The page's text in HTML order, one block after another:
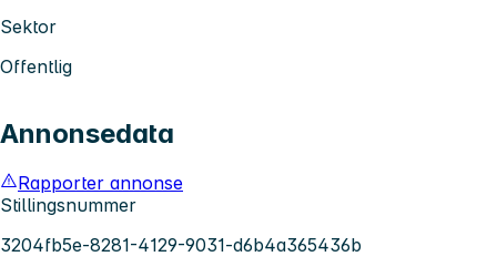
Sektor
Offentlig
Annonsedata
Rapporter annonse
Stillingsnummer
3204fb5e-8281-4129-9031-d6b4a365436b